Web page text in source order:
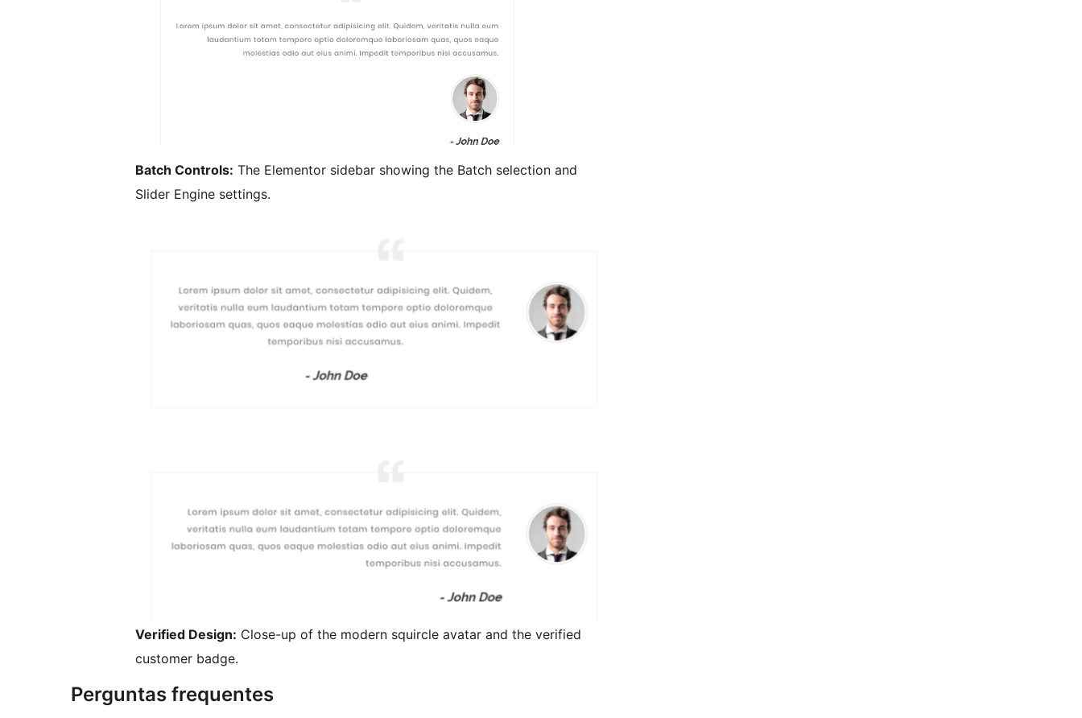
Batch Controls: The Elementor sidebar showing the Batch selection and
Slider Engine settings.
Verified Design: Close-up of the modern squircle avatar and the verified
customer badge.
Perguntas frequentes